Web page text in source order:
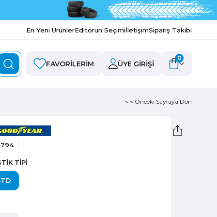
En Yeni ÜrünlerEditörün SeçimiİletişimSipariş Takibi
FAVORILERIM ÜYE GIRIŞI
0
< < Önceki Sayfaya Dön
TİPİ